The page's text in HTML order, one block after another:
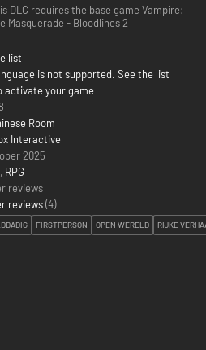
DLC requires the base game Vampire:
Masquerade - Bloodlines 2
list
is not supported. See the list
activate your game
Room
Interactive
2025
, RPG
reviews
reviews(4)
FIRSTPERSON OPEN WERELD RIJKE